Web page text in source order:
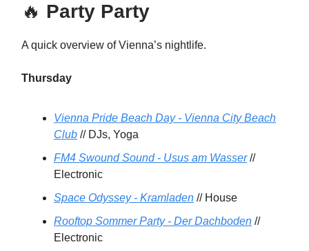
🔥 Party Party
A quick overview of Vienna’s nightlife.
Thursday
Vienna Pride Beach Day - Vienna City Beach
Club // DJs, Yoga
FM4 Swound Sound - Usus am Wasser//
Electronic
Space Odyssey - Kramladen // House
Rooftop Sommer Party - Der Dachboden //
Electronic